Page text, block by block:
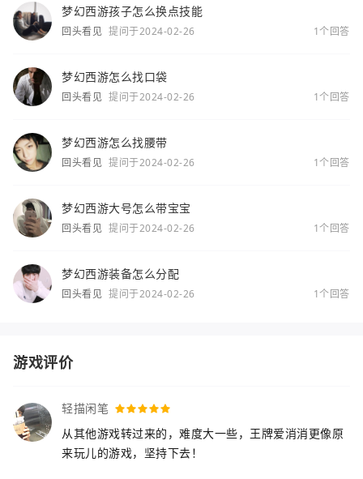
梦幻西游孩子怎么换点技能
回头看见 提问于2024-02-26 1个回答
梦幻西游怎么找口袋
回头看见 提问于2024-02-26 1个回答
梦幻西游怎么找腰带
回头看见 提问于2024-02-26 1个回答
梦幻西游大号怎么带宝宝
回头看见 提问于2024-02-26 1个回答
梦幻西游装备怎么分配
回头看见 提问于2024-02-26 1个回答
游戏评价
轻描闲笔
从其他游戏转过来的，难度大一些，王牌爱消消更像原
来玩儿的游戏，坚持下去！